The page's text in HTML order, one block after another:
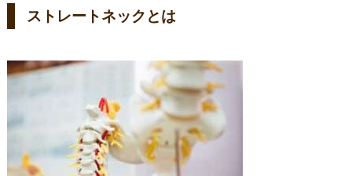
ストレートネックとは